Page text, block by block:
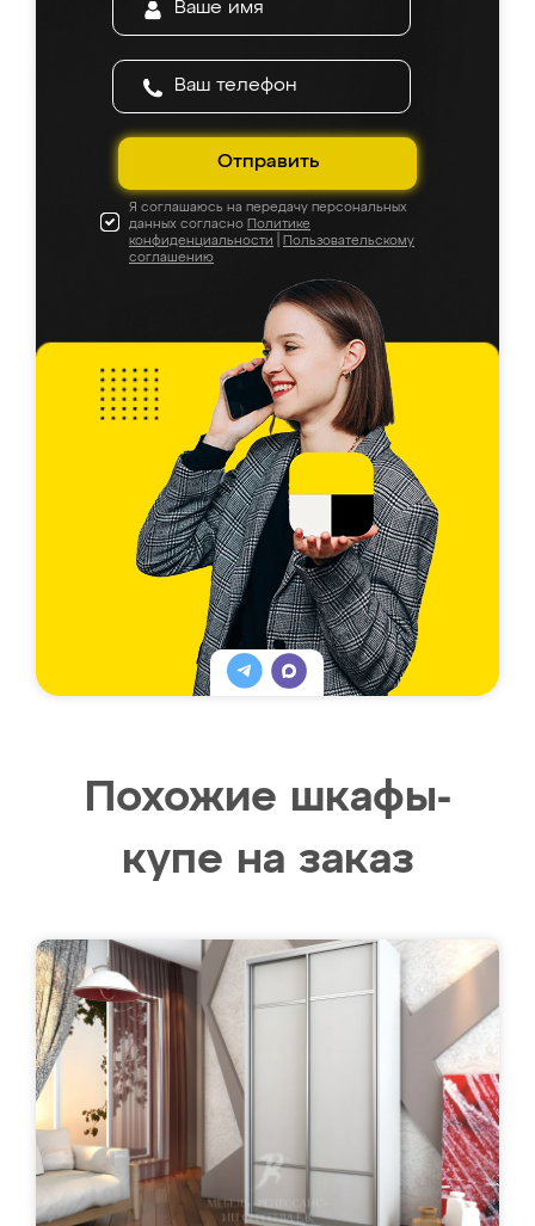
Отправить
Я соглашаюсь на передачу персональных
данных согласно Политике
конфиденциальности
Пользовательскому
соглашению
Похожие шкафы-
купе на заказ